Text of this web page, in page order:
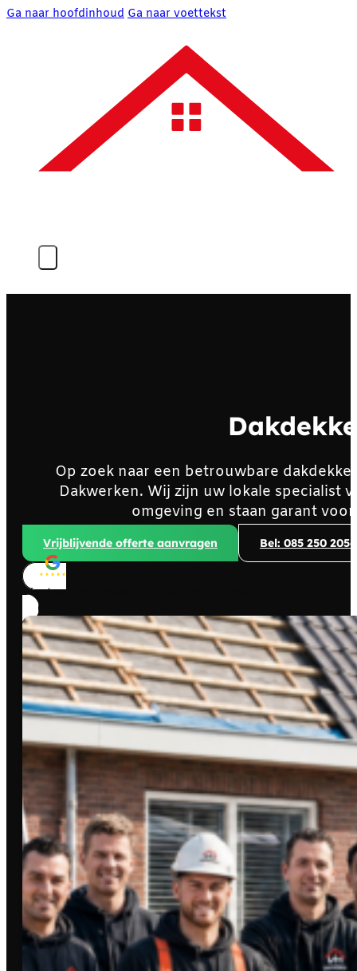
Ga naar hoofdinhoud Ga naar voettekst
Op zoek naar een betrouwbare
Dakwerken. Wij zijn uw lokale specialist
omgeving en staan garant
Vrijblijvende offerte aanvragen Bel: 085 250 2056
Klanten beoordelen ons met